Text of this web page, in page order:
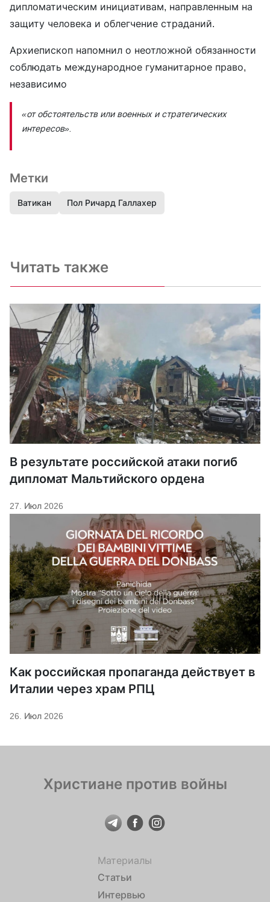
дипломатическим инициативам, направленным на
защиту человека и облегчение страданий.
Архиепископ напомнил о неотложной обязанности
соблюдать международное гуманитарное право,
независимо
«от обстоятельств или военных и стратегических
интересов»
Метки
Ватикан Пол Ричард Галлахер
Читать также
В результате российской атаки погиб
дипломат Мальтийского ордена
27. Июл 2026
Как российская пропаганда действует в
Италии через храм РПЦ
26. Июл 2026
Христиане против войны
Материалы
Статьи
Интервью